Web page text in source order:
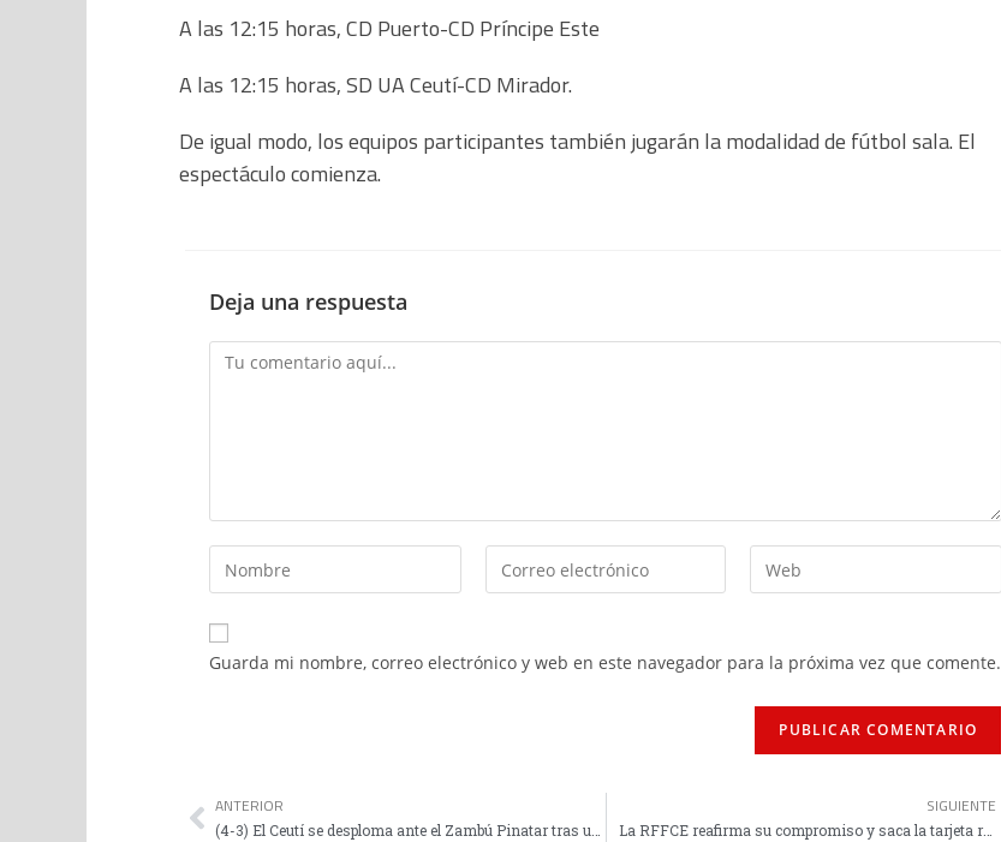
A las 12:15 horas, CD Puerto-CD Príncipe Este
A las 12:15 horas, SD UA Ceutí-CD Mirador.
De igual modo, los equipos participantes también jugarán la modalidad de fútbol sala. El
espectáculo comienza.
Deja una respuesta
Guarda mi nombre, correo electrónico y web en este navegador para la próxima vez que comente.
ANTERIOR SIGUIENTE
La RFFCE reafirma su compromiso y saca la tarjeta roja a la violencia de género